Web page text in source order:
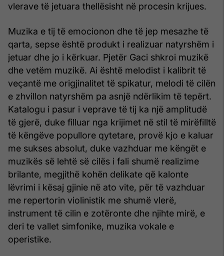
vlerave të jetuara thellësisht në procesin krijues.
Muzika e tij të emocionon dhe të jep mesazhe të
qarta, sepse është produkt i realizuar natyrshëm i
jetuar dhe jo i kërkuar. Pjetër Gaci shkroi muzikë
dhe vetëm muzikë. Ai është melodist i kalibrit të
veçantë me origjinalitet të spikatur, melodi të cilën
e zhvillon natyrshëm pa asnjë ndërlikim të tepërt.
Katalogu i pasur i veprave të tij ka një amplitudë
të gjerë, duke filluar nga krijimet në stil të mirëfilltë
të këngëve popullore qytetare, provë kjo e kaluar
me sukses absolut, duke vazhduar me këngët e
muzikës së lehtë së cilës i fali shumë realizime
brilante, megjithë kohën delikate që kalonte
lëvrimi i kësaj gjinie në ato vite, për të vazhduar
me repertorin violinistik me shumë vlerë,
instrument të cilin e zotëronte dhe njihte mirë, e
deri te vallet simfonike, muzika vokale e
operistike.